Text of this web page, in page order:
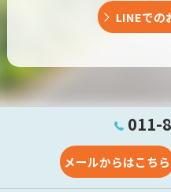
LINEでの
011-
メールからはこちら